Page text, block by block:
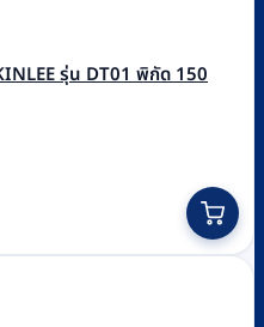
รุ่น DT01 พิกัด 150